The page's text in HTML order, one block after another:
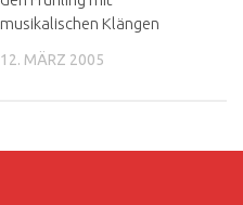
musikalischen Klängen
12. MÄRZ 2005